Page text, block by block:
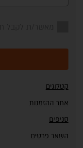
קטלוגים
אתר ההזמנות
סניפים
השאר פרטים